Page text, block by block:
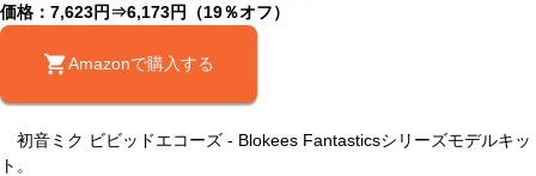
価格：7,623円⇒6,173円（19％オフ）
Amazonで購入する
初音ミク ビビッドエコーズ - Blokees Fantasticsシリーズモデルキッ
ト。